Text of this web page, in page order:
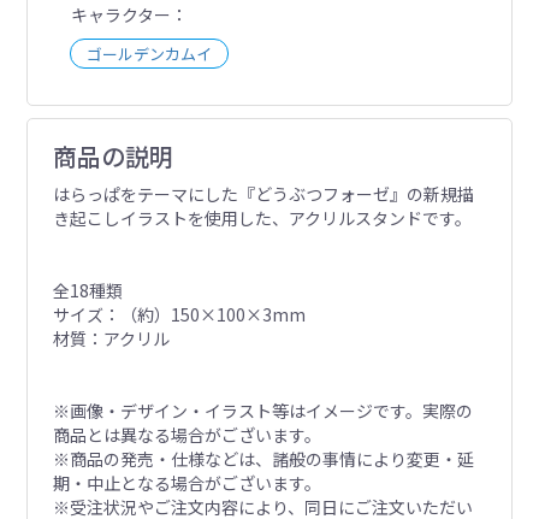
キャラクター
ゴールデンカムイ
商品の説明
はらっぱをテーマにした『どうぶつフォーゼ』の新規描
き起こしイラストを使用した、アクリルスタンドです。
全18種類
サイズ：（約）150×100×3mm
材質：アクリル
※画像・デザイン・イラスト等はイメージです。実際の
商品とは異なる場合がございます。
※商品の発売・仕様などは、諸般の事情により変更・延
期・中止となる場合がございます。
※受注状況やご注文内容により、同日にご注文いただい